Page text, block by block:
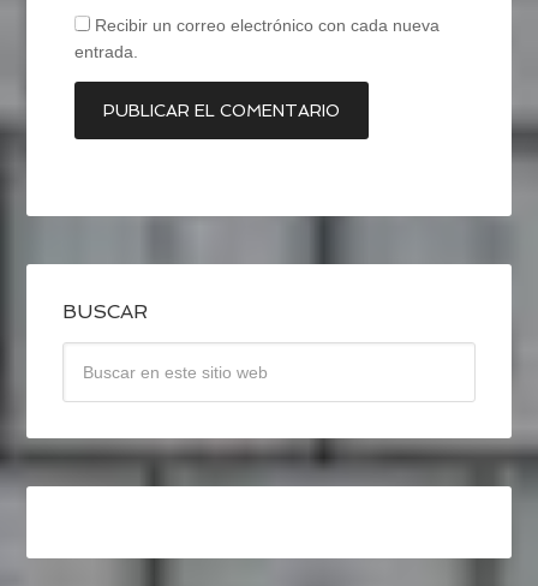
Recibir un correo electrónico con cada nueva
entrada.
BUSCAR